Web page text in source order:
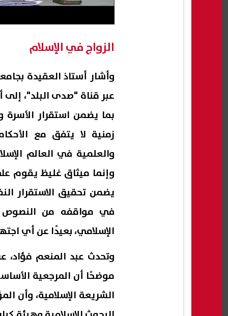
الزواج في الإسلام
وأشار أستاذ العقيدة
عبر قناة "صدى البلد"،
بما يضمن استقرار الأسرة
زمنية لا يتفق مع
والعلمية في العالم
وإنما ميثاق غليظ يقوم
يضمن تحقيق الاستقرار
في مواقفه من النصوص
الإسلامي، بعيدًا عن أي
وتحدث عبد المنعم فؤاد،
موضحًا أن المرجعية
الشريعة الإسلامية، وأن